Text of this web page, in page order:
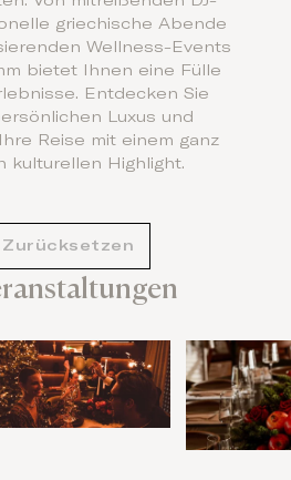
griechische Abende
Wellness-Events
bietet Ihnen eine Fülle
Entdecken Sie
Luxus und
Reise mit einem ganz
kulturellen Highlight.
Zurücksetzen